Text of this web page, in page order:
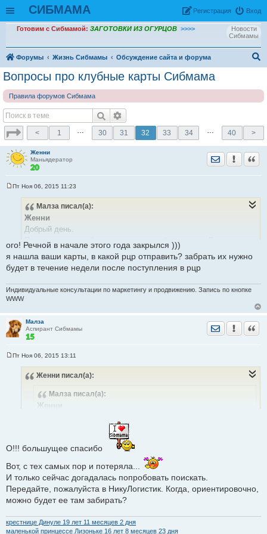
СИБМАМА Вход
Рeгиcтpaция
Новости
Сибмамы
Готовим с Сибмамой: ЗАГОТОВКИ ИЗ ОГУРЦОВ >>>>
Форумы Жизнь Сибмамы
Обсуждение сайта и форума
Вопросы про клубные карты Сибмама
Правила форумов Сибмама
< 1 … 30 31 32 33 34 … 40 >
Женни
Маньядератор
Отправить
е
Пт Ноя 06, 2015 11:23
Малза писал(а):
Женни
Добрый день.
Помогите, пожалуйста, разыскать клубные карты. В конце
прошлого года оплатила изготовление 2-х именных карт. На
выдачу они должны были поступить в РЦР Речной.
Вовремя забрать не получилось, а теперь РЦР Речной
закрылся...
Реально найти "концы"?
ого! Речной в начале этого года закрылся )))
я нашла ваши карты, в какой рцр отправить? забрать их нужно
будет в течение недели после поступления в рцр
Индивидуальные консультации по маркетингу и продвижению. Запись по кнопке
WWW
Малза
Аспирант Сибмамы
Отправить
Пт Ноя 06, 2015 13:11
Женни писал(а):
Малза писал(а):
Женни
Помогите, пожалуйста, разыскать клубные карты. В конце
прошлого года оплатила изготовление 2-х именных карт.
На выдачу они должны были поступить в РЦР Речной.
Вовремя забрать не получилось, а теперь РЦР Речной
закрылся...
Реально найти "концы"?
ого! Речной в начале этого года закрылся )))
я нашла ваши карты, в какой рцр отправить? забрать их нужно
будет в течение недели после поступления в рцр
О!!! большущее спасибо
Вот, с тех самых пор и потеряла...
И только сейчас догадалась попробовать поискать.
Передайте, пожалуйста в НикуЛогистик. Когда, ориентировочно,
можно будет ее там забирать?
крестнице Динуле 19 лет 11 месяцев 2 дня
маленькой принцессе Лизоньке 16 лет 8 месяцев 23 дня